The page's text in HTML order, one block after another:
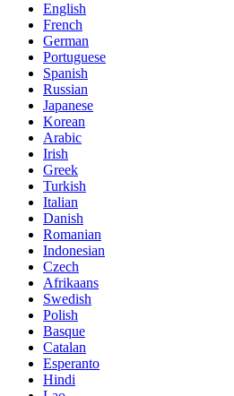
English
French
German
Portuguese
Spanish
Russian
Japanese
Korean
Arabic
Irish
Greek
Turkish
Italian
Danish
Romanian
Indonesian
Czech
Afrikaans
Swedish
Polish
Basque
Catalan
Esperanto
Hindi